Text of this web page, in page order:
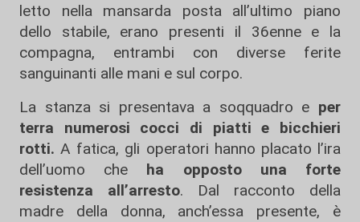
letto nella mansarda posta all’ultimo piano
dello stabile, erano presenti il 36enne e la
compagna, entrambi con diverse ferite
sanguinanti alle mani e sul corpo.
La stanza si presentava a soqquadro e per
terra numerosi cocci di piatti e bicchieri
rotti. A fatica, gli operatori hanno placato l’ira
dell’uomo che ha opposto una forte
resistenza all’arresto. Dal racconto della
madre della donna, anch’essa presente, è